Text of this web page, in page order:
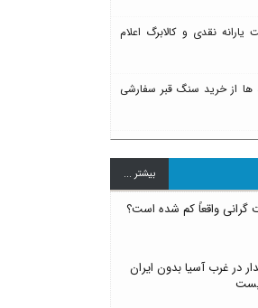
یارانه نقدی و کالابرگ اعلام
ها از خرید سنگ قبر سفارشی
بيشتر ...
گرانی واقعاً کم شده است؟
در غرب آسیا بدون ایران